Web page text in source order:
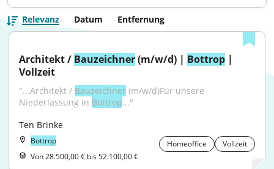
Relevanz Datum Entfernung
Architekt / Bauzeichner (m/w/d) | Bottrop |
Vollzeit
"...Architekt / Bauzeichner (m/w/d)Für unsere
Niederlassung in Bottrop..."
Ten Brinke
Bottrop Homeoffice
Vollzeit
Von 28.500,00 € bis 52.100,00 €